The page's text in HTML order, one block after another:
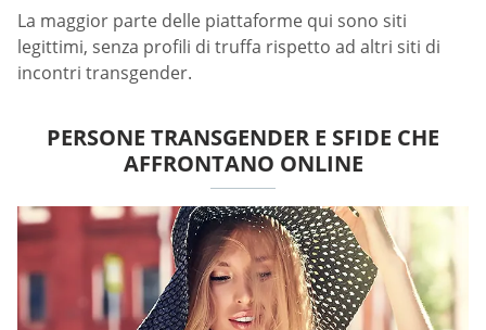
La maggior parte delle piattaforme qui sono siti
legittimi, senza profili di truffa rispetto ad altri siti di
incontri transgender.
PERSONE TRANSGENDER E SFIDE CHE
AFFRONTANO ONLINE